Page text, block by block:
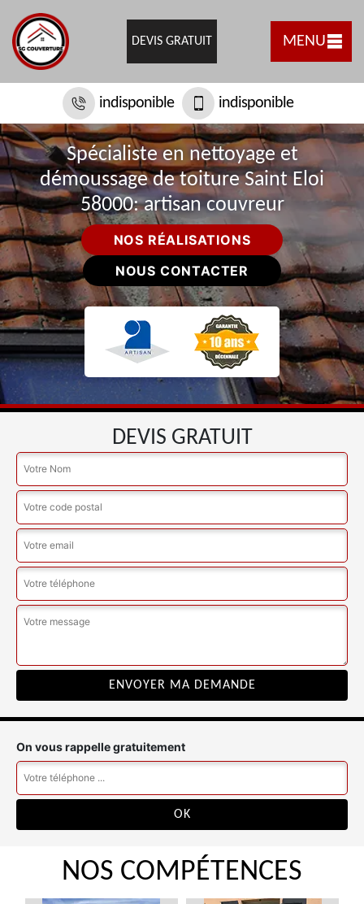
DEVIS GRATUIT MENU
indisponible indisponible
Spécialiste en nettoyage et
démoussage de toiture Saint Eloi
58000: artisan couvreur
NOS RÉALISATIONS
NOUS CONTACTER
DEVIS GRATUIT
On vous rappelle gratuitement
NOS COMPÉTENCES